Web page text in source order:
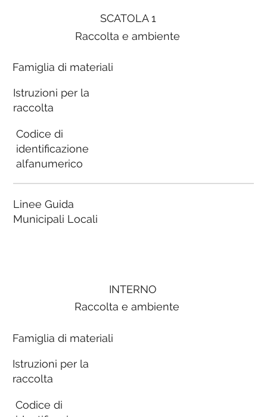
SCATOLA 1
Raccolta e ambiente
Famiglia di materiali
Istruzioni per la
raccolta
Codice di
identificazione
alfanumerico
Linee Guida
Municipali Locali
INTERNO
Raccolta e ambiente
Famiglia di materiali
Istruzioni per la
raccolta
Codice di